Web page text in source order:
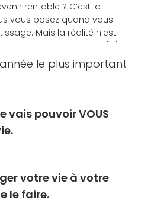
rentable ? C’est la
vous posez quand vous
Mais la réalité n’est
le plus important
vais pouvoir VOUS
votre vie à votre
le faire.